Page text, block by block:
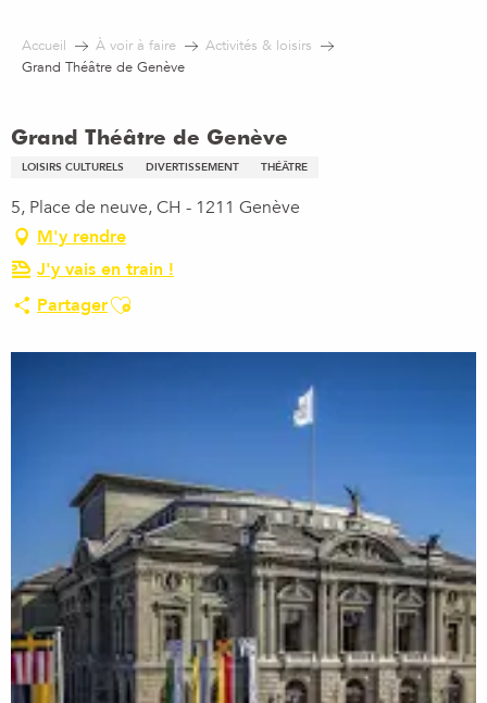
contenu
Accueil À voir à faire
Activités & loisirs
Grand Théâtre de Genève
Grand Théâtre de Genève
LOISIRS CULTURELS DIVERTISSEMENT THÉÂTRE
5, Place de neuve, CH - 1211 Genève
M'y rendre
J'y vais en train !
PartagerAjouter aux favoris